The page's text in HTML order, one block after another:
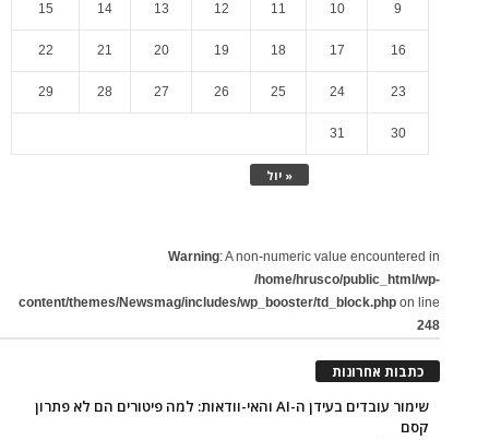
« יול
9
10
11
12
13
14
15
16
17
18
19
20
21
22
23
24
25
26
27
28
29
30
31
Warning: A non-numeric value encountered in
/home/hrusco/public_html/wp-
content/themes/Newsmag/includes/wp_booster/td_block.php on line
248
כתבות אחרונות
שימור עובדים בעידן ה-AI והאי-וודאות: למה פיטורים הם לא פתרון
קסם